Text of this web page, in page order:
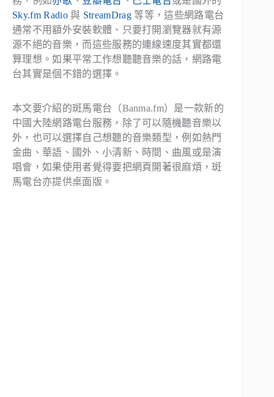
Sky.fm Radio與 StreamDrag 等等，這些網路電台
通常不用額外安裝軟體、只要打開瀏覽器就有源
源不絕的音樂，而這些服務的連線速度其實都還
算理想。如果平常工作想聽聽音樂的話，網路電
台其實是個不錯的選擇。
本文要介紹的斑馬電台（Banma.fm）是一款新的
中國大陸網路電台服務，除了可以隨機聽音樂以
外，也可以選擇自己想聽的音樂類型，例如熱門
金曲、華語、國外、小清新、時間、曲風或是演
唱會，如果使用者覺得要把網頁開著很麻煩，斑
馬電台亦提供桌面版。